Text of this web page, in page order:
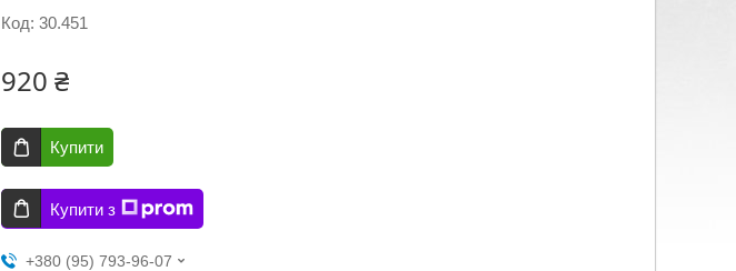
Код: 30.451
920 ₴
Купити
Купити з
+380 (95) 793-96-07